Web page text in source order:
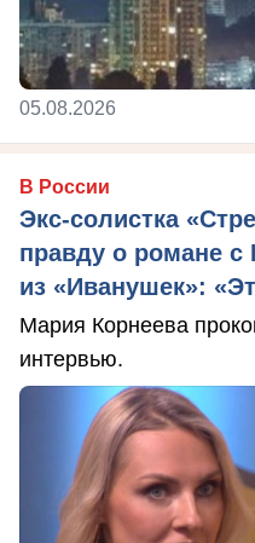
05.08.2026
В России
Экс-солистка
правду о романе
из «Иванушек»:
Мария Корнеева
интервью.